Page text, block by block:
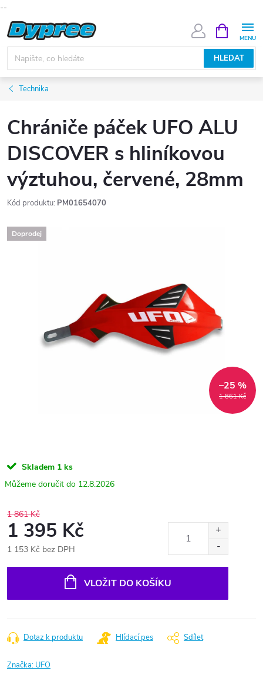
--
Přejít
na
obsah
HLEDAT
NÁKUPNÍ
KOŠÍK
Technika
Chrániče páček UFO ALU
DISCOVER s hliníkovou
výztuhou, červené, 28mm
Kód produktu: PM01654070
Doprodej
1 861 Kč
–25 %
Skladem 1 ks
12.8.2026
1 861 Kč
1 395 Kč
1 153 Kč bez DPH
VLOŽIT DO KOŠÍKU
Dotaz k produktu Hlídací pes Sdílet
Značka: UFO